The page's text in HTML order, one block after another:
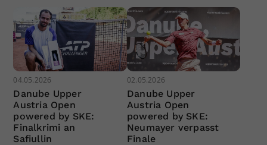
04.05.2026
Danube Upper
Austria Open
powered by SKE:
Finalkrimi an
Safiullin
02.05.2026
Danube Upper
Austria Open
powered by SKE:
Neumayer verpasst
Finale